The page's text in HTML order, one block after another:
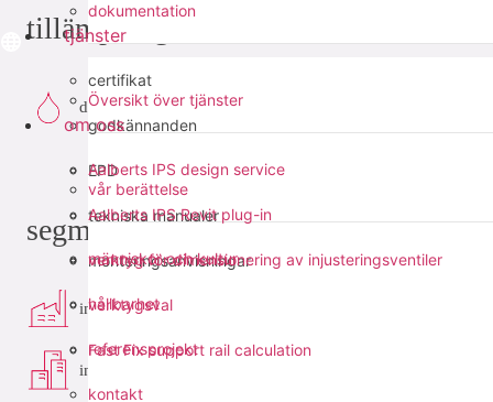
dokumentation
certifikat
godkännanden
EPD
tekniska manualer
monteringsanvisningar
tjänster
Översikt över tjänster
Aalberts IPS design service
Aalberts IPS Revit plug-in
verktyg för dimensionering av injusteringsventiler
verktygsval
Fast Fix support rail calculation
om oss
vår berättelse
människor och kultur
hållbarhet
referensprojekt
kontakt
tillämpningar
dricksvatten
segment
industri
infra